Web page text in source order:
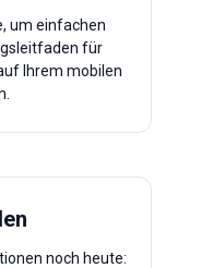
um einfachen
für
Ihrem mobilen
noch heute: